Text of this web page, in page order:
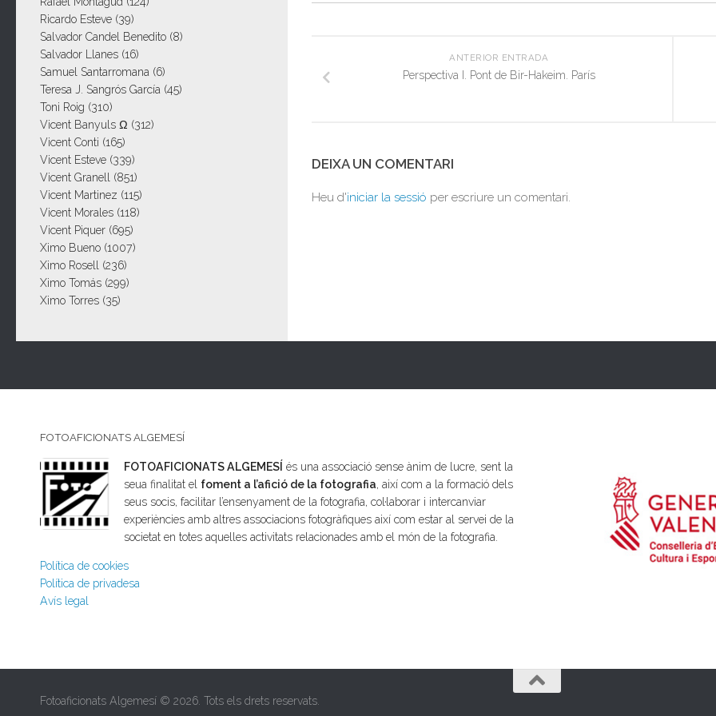
ANTERIOR ENTRADA
Perspectiva I. Pont de Bir-Hakeim. París
DEIXA UN COMENTARI
Heu d'iniciar la sessió per escriure un comentari.
Ricardo Esteve (39)
Salvador Candel Benedito (8)
Salvador Llanes (16)
Samuel Santarromana (6)
Teresa J. Sangrós García (45)
Toni Roig (310)
Vicent Banyuls Ω (312)
Vicent Conti (165)
Vicent Esteve (339)
Vicent Granell (851)
Vicent Martinez (115)
Vicent Morales (118)
Vicent Piquer (695)
Ximo Bueno (1007)
Ximo Rosell (236)
Ximo Tomás (299)
Ximo Torres (35)
FOTOAFICIONATS ALGEMESÍ
FOTOAFICIONATS ALGEMESÍ és una associació sense ànim de lucre, sent la
seua finalitat el foment a l’afició de la fotografia, així com a la formació dels
seus socis, facilitar l’ensenyament de la fotografia, col·laborar i intercanviar
experiències amb altres associacions fotogràfiques així com estar al servei de la
societat en totes aquelles activitats relacionades amb el món de la fotografia.
Política de cookies
Política de privadesa
Avís legal
Fotoaficionats Algemesí © 2026. Tots els drets reservats.